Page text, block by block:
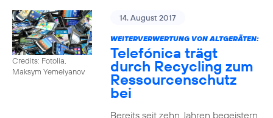
Credits: Fotolia,
Maksym Yemelyanov
14. August 2017
WEITERVERWERTUNG VON ALTGERÄTEN:
Telefónica trägt
durch Recycling zum
Ressourcenschutz
bei
Bereits seit zehn Jahren begeistern